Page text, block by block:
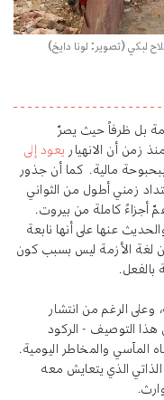
لبكي (تصوير: لونا دايخ)
بل ظرفاً حيث يصرّ
زمن أن الانهيار يعود إلى
مالية. كما أن جذور
زمني أطول من الثواني
عمّ أجزاءً كاملة من بيروت.
عنها على أنها نابعة
لغة الأزمة ليس بسبب كون
بالفعل.
وعلى الرغم من انتشار
هذا التوصيف - الركود
المآسي والمخاطر اليومية.
الذي يتعايش معه